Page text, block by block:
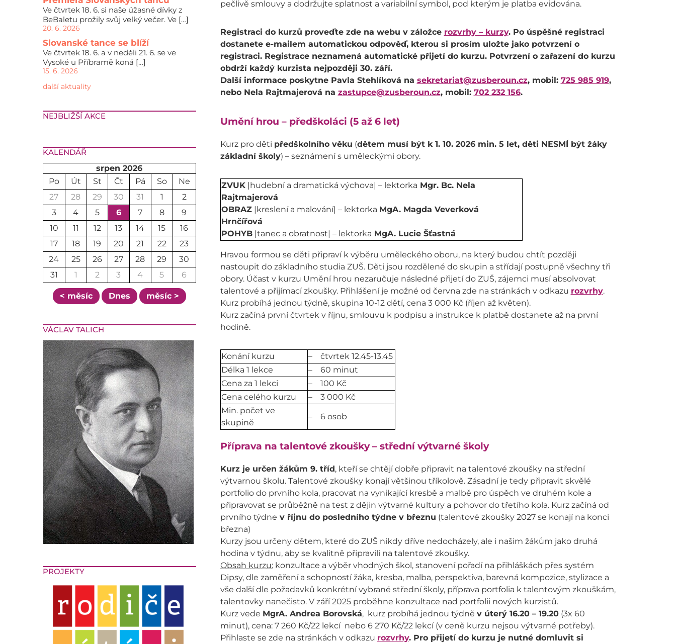
Ve čtvrtek 18. 6. si naše úžasné dívky z
BeBaletu prožily svůj velký večer. Ve […]
20. 6. 2026
Slovanské tance se blíží
Ve čtvrtek 18. 6. a v neděli 21. 6. se ve
Vysoké u Příbramě koná […]
15. 6. 2026
další aktuality
NEJBLIŽŠÍ AKCE
KALENDÁŘ
srpen 2026
Po
Út St Čt Pá So
Ne
27
28 29 30 31 1
2
3
4 5 6 7 8
9
10
11 12 13 14 15
16
17
18 19 20 21 22
23
24
25 26 27 28 29
30
31
1 2 3 4 5 6
< měsíc Dnes měsíc >
VÁCLAV TALICH
PROJEKTY
pečlivě smlouvy a dodržujte splatnost a variabilní symbol, pod kterým je platba evidována.
Registraci do kurzů proveďte zde na webu v záložce rozvrhy – kurzy. Po úspěšné registraci
dostanete e-mailem automatickou odpověď, kterou si prosím uložte jako potvrzení o
registraci. Registrace neznamená automatické přijetí do kurzu. Potvrzení o zařazení do kurzu
obdrží každý kurzista nejpozději 30. září.
Další informace poskytne Pavla Stehlíková na sekretariat@zusberoun.cz, mobil: 725 985 919,
nebo Nela Rajtmajerová na zastupce@zusberoun.cz, mobil: 702 232 156.
Umění hrou – předškoláci (5 až 6 let)
Kurz pro děti předškolního věku (dětem musí být k 1. 10. 2026 min. 5 let, děti NESMÍ být žáky
základní školy) – seznámení s uměleckými obory.
ZVUK|hudební a dramatická výchova| – lektorka Mgr. Bc. Nela
Rajtmajerová
OBRAZ|kreslení a malování| – lektorka MgA. Magda Veverková
Hrnčířová
POHYB|tanec a obratnost| – lektorka MgA. Lucie Šťastná
Hravou formou se děti připraví k výběru uměleckého oboru, na který budou chtít později
nastoupit do základního studia ZUŠ. Děti jsou rozdělené do skupin a střídají postupně všechny tři
obory. Účast v kurzu Umění hrou nezaručuje následné přijetí do ZUŠ, zájemci musí absolvovat
talentové a přijímací zkoušky. Přihlášení je možné od června zde na stránkách v odkazu rozvrhy.
Kurz probíhá jednou týdně, skupina 10-12 dětí, cena 3 000 Kč (říjen až květen).
Kurz začíná první čtvrtek v říjnu, smlouvu k podpisu a instrukce k platbě dostanete až na první
hodině.
Konání kurzu
– čtvrtek 12.45-13.45
Délka 1 lekce
– 60 minut
Cena za 1 lekci
– 100 Kč
Cena celého kurzu
– 3 000 Kč
Min. počet ve
skupině
– 6 osob
Příprava na talentové zkoušky – střední výtvarné školy
Kurz je určen žákům 9. tříd, kteří se chtějí dobře připravit na talentové zkoušky na střední
výtvarnou školu. Talentové zkoušky konají většinou tříkolově. Zásadní je tedy připravit skvělé
portfolio do prvního kola, pracovat na vynikající kresbě a malbě pro úspěch ve druhém kole a
připravovat se průběžně na test z dějin výtvarné kultury a pohovor do třetího kola. Kurz začíná od
prvního týdne v říjnu do posledního týdne v březnu (talentové zkoušky 2027 se konají na konci
března)
Kurzy jsou určeny dětem, které do ZUŠ nikdy dříve nedocházely, ale i našim žákům jako druhá
hodina v týdnu, aby se kvalitně připravili na talentové zkoušky.
Obsah kurzu:konzultace a výběr vhodných škol, stanovení pořadí na přihláškách přes systém
Dipsy, dle zaměření a schopností žáka, kresba, malba, perspektiva, barevná kompozice, stylizace a
vše další dle požadavků konkrétní vybrané střední školy, příprava portfolia k talentovým zkouškám,
talentovky nanečisto. V září 2025 proběhne konzultace nad portfolii nových kurzistů.
Kurz vede MgrA. Andrea Borovská, kurz probíhá jednou týdně v úterý 16.20 – 19.20(3x 60
minut), cena: 7 260 Kč/22 lekcí nebo 6 270 Kč/22 lekcí (v ceně kurzu nejsou výtvarné potřeby).
Přihlaste se zde na stránkách v odkazu rozvrhy. Pro přijetí do kurzu je nutné domluvit si